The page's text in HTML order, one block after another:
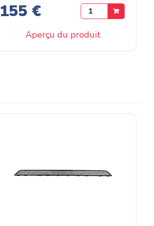
155 €
Aperçu du produit